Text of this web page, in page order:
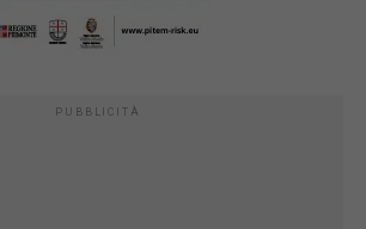
PUBBLICITÀ